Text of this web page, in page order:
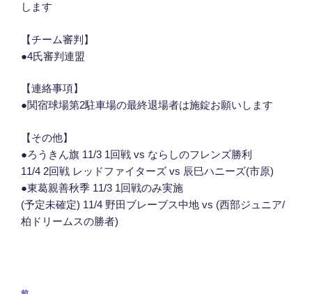
します
【チーム審判】
●4氏審判連盟
【連絡事項】
●関宿球場第2駐車場の最終退場者は施錠お願いします
【その他】
●ろうきん旗 11/3 1回戦 vs ならしのフレンズ勝利
11/4 2回戦 レッドファイターズ vs 辰巳ハニーズ(市原)
●東葛親善秋季 11/3 1回戦のみ実施
(予定未確定) 11/4 野田ブレーブス中地 vs (西部ジュニア/
柏ドリームスの勝者)
投